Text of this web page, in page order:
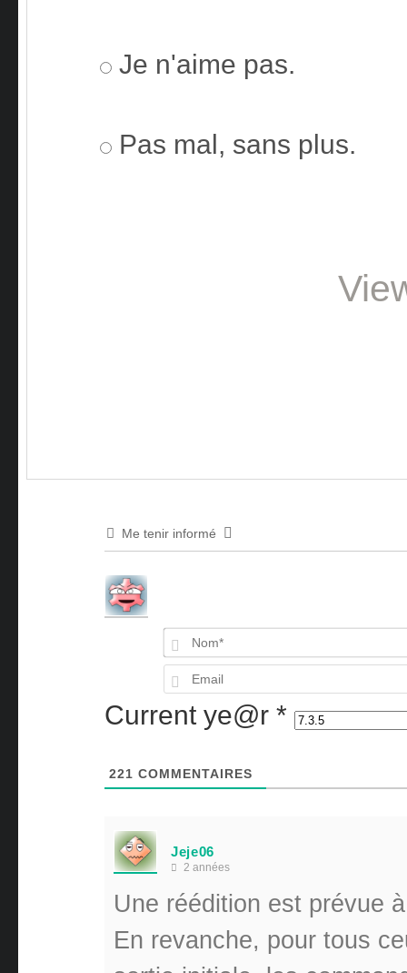
Je n'aime pas.
Pas mal, sans plus.
Me tenir informé
Current ye@r *
221 COMMENTAIRES
Jeje06
2 années
Une réédition est prévue
En revanche, pour tous